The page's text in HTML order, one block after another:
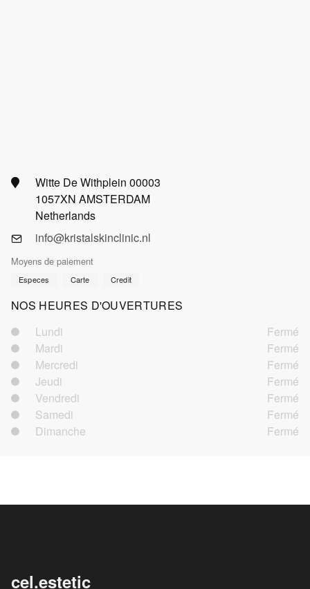
Witte De Withplein 00003
1057XN AMSTERDAM
Netherlands
info@kristalskinclinic.nl
Moyens de paiement
Especes Carte Credit
NOS HEURES D'OUVERTURES
Lundi
Fermé
Mardi
Fermé
Mercredi
Fermé
Jeudi
Fermé
Vendredi
Fermé
Samedi
Fermé
Dimanche
Fermé
cel.estetic